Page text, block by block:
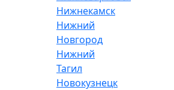
Нижнекамск
Нижний
Новгород
Нижний
Тагил
Новокузнецк